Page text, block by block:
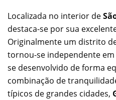
Localizada no interior de
destaca-se por sua
Originalmente um distrito
tornou-se independente
se desenvolvido de forma
combinação de
típicos de grandes cidades,